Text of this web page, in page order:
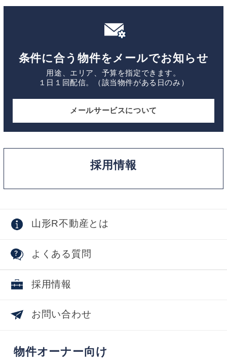
条件に合う物件をメールでお知らせ
用途、エリア、予算を指定できます。
１日１回配信。（該当物件がある日のみ）
メールサービスについて
採用情報
山形R不動産とは
よくある質問
採用情報
お問い合わせ
物件オーナー向け